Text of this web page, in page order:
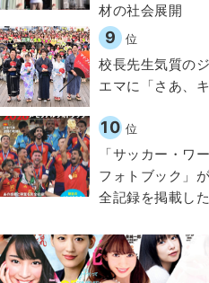
材の社会展開​
9 位
校長先生気質の
エマに「さあ、
10 位
「サッカー・ワ
フォトブック」
全記録を掲載し